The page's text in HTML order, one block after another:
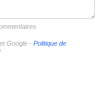
Google - Politique de